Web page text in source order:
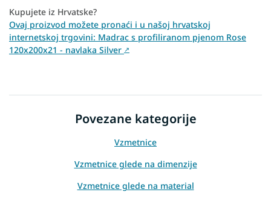
Kupujete iz Hrvatske?
Ovaj proizvod možete pronaći i u našoj hrvatskoj
internetskoj trgovini: Madrac s profiliranom pjenom Rose
120x200x21 - navlaka Silver ↗
Povezane kategorije
Vzmetnice
Vzmetnice glede na dimenzije
Vzmetnice glede na material